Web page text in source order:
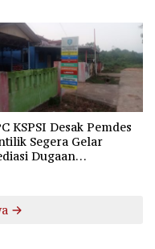
KSPSI Desak Pemdes
Segera Gelar
Dugaan